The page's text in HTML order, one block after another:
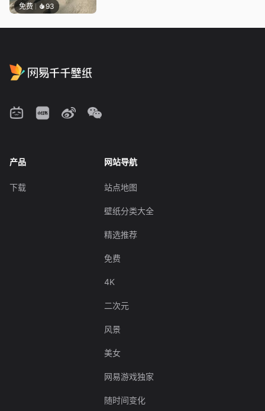
免费 93
产品
下载
网站导航
站点地图
壁纸分类大全
精选推荐
免费
4K
二次元
风景
美女
网易游戏独家
随时间变化